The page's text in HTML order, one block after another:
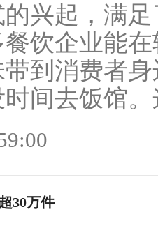
兴起，满
饮企业能
到消费者
间去饭馆
30万件